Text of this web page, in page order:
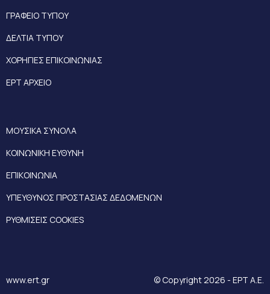
ΓΡΑΦΕΙΟ ΤΥΠΟΥ
ΔΕΛΤΙΑ ΤΥΠΟΥ
ΧΟΡΗΓΙΕΣ ΕΠΙΚΟΙΝΩΝΙΑΣ
ΕΡΤ ΑΡΧΕΙΟ
ΜΟΥΣΙΚΑ ΣΥΝΟΛΑ
ΚΟΙΝΩΝΙΚΗ ΕΥΘΥΝΗ
ΕΠΙΚΟΙΝΩΝΙΑ
ΥΠΕΥΘΥΝΟΣ ΠΡΟΣΤΑΣΙΑΣ ΔΕΔΟΜΕΝΩΝ
ΡΥΘΜΙΣΕΙΣ COOKIES
www.ert.gr © Copyright 2026 - ΕΡΤ Α.Ε.